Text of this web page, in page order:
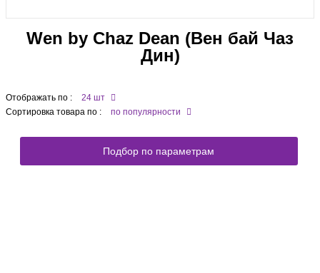
Wen by Chaz Dean (Вен бай Чаз
Дин)
Отображать по :
24 шт
Сортировка товара по :
по популярности
Подбор по параметрам